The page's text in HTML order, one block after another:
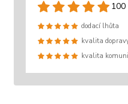
100
dodací lhůta
kvalita
kvalita